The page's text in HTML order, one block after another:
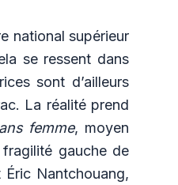
national supérieur
se ressent dans
sont d’ailleurs
La réalité prend
femme, moyen
gauche de
Nantchouang,